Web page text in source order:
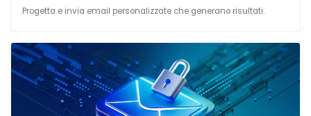
Progetta e invia email personalizzate che generano risultati.